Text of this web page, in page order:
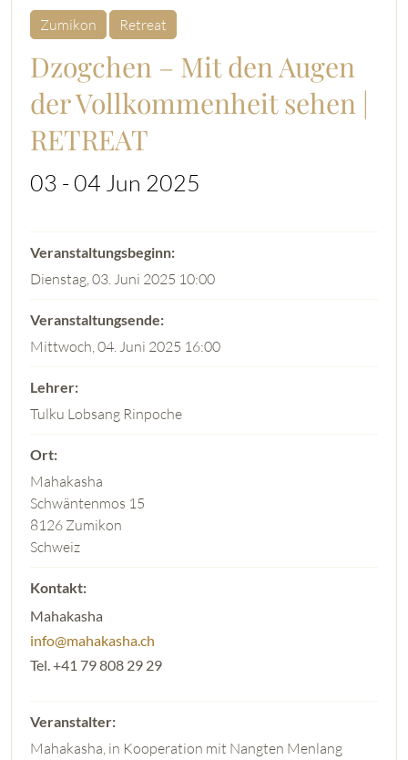
Zumikon Retreat
Dzogchen – Mit den Augen
der Vollkommenheit sehen |
RETREAT
03 - 04 Jun 2025
Dienstag, 03. Juni 2025 10:00
Mittwoch, 04. Juni 2025 16:00
Tulku Lobsang Rinpoche
Mahakasha
Schwäntenmos 15
8126 Zumikon
Schweiz
Mahakasha
info@mahakasha.ch
Tel. +41 79 808 29 29
Mahakasha, in Kooperation mit Nangten Menlang